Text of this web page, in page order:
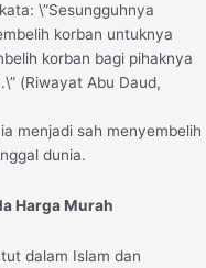
\”Sesungguhnya
korban untuknya
korban bagi pihaknya
(Riwayat Abu Daud,
menjadi sah menyembelih
dunia.
Harga Murah
dalam Islam dan